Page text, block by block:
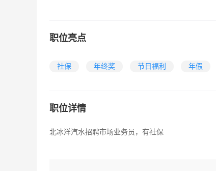
职位亮点
社保 年终奖 节日福利 年假
职位详情
北冰洋汽水招聘市场业务员，有社保